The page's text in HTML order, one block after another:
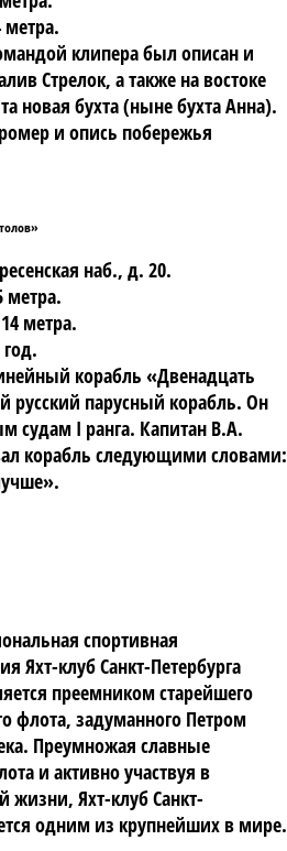
клипера был описан и
Стрелок, а также на востоке
новая бухта (ныне бухта Анна).
и опись побережья
наб., д. 20.
метра.
метра.
корабль «Двенадцать
русский парусный корабль. Он
судам I ранга. Капитан В.А.
корабль следующими словами:
спортивная
Яхт-клуб Санкт-Петербурга
преемником старейшего
флота, задуманного Петром
Преумножая славные
и активно участвуя в
жизни, Яхт-клуб Санкт-
одним из крупнейших в мире.